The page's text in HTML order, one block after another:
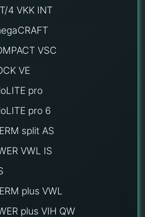
4 VKK INT
VSC
VE
pro
pro 6
split AS
VWL IS
plus VWL
plus VIH QW